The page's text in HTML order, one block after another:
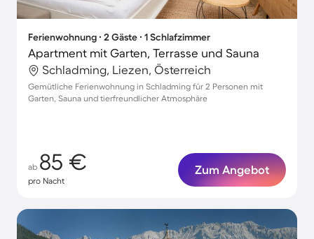
Ferienwohnung ∙ 2 Gäste ∙ 1 Schlafzimmer
Apartment mit Garten, Terrasse und Sauna
Schladming, Liezen, Österreich
Gemütliche Ferienwohnung in Schladming für 2 Personen mit
Garten, Sauna und tierfreundlicher Atmosphäre
ab 85 €
pro Nacht
Zum Angebot